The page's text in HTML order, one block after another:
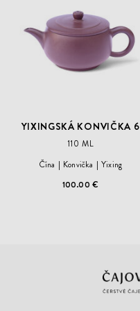
YIXINGSKÁ KONVIČKA 6
110 ML
Čína
Konvička
Yixing
100.00 €
Čajový
Dom